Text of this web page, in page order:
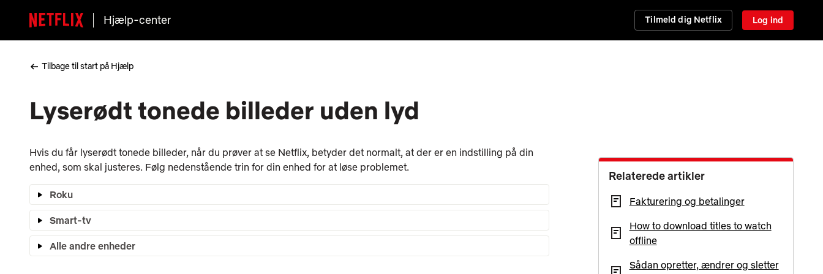
Hjælp-center Tilmeld dig Netflix Log ind
Tilbage til start på Hjælp
Lyserødt tonede billeder uden lyd
Hvis du får lyserødt tonede billeder, når du prøver at se Netflix, betyder det normalt, at der er en indstilling på din
enhed, som skal justeres. Følg nedenstående trin for din enhed for at løse problemet.
Roku
Smart-tv
Alle andre enheder
Relaterede artikler
Fakturering og betalinger
How to download titles to watch
offline
Sådan opretter, ændrer og sletter